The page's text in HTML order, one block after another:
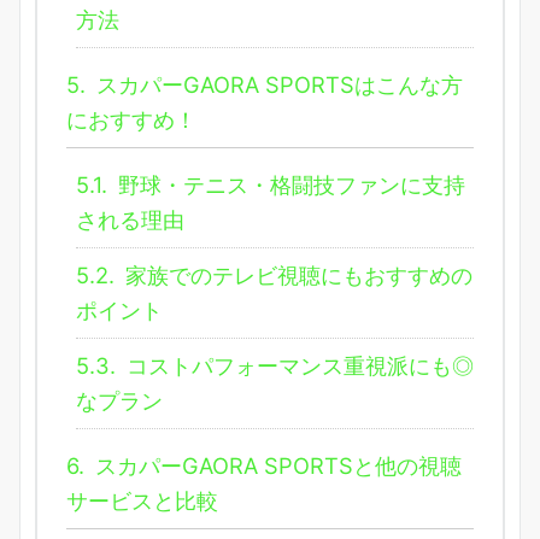
方法
5. スカパーGAORA SPORTSはこんな方
におすすめ！
5.1. 野球・テニス・格闘技ファンに支持
される理由
5.2. 家族でのテレビ視聴にもおすすめの
ポイント
5.3. コストパフォーマンス重視派にも◎
なプラン
6. スカパーGAORA SPORTSと他の視聴
サービスと比較